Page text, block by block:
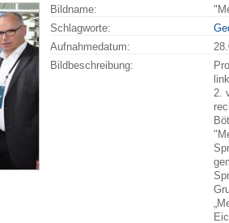
Bildname:
Schlagworte:
Aufnahmedatum:
Bildbeschreibung:
2.